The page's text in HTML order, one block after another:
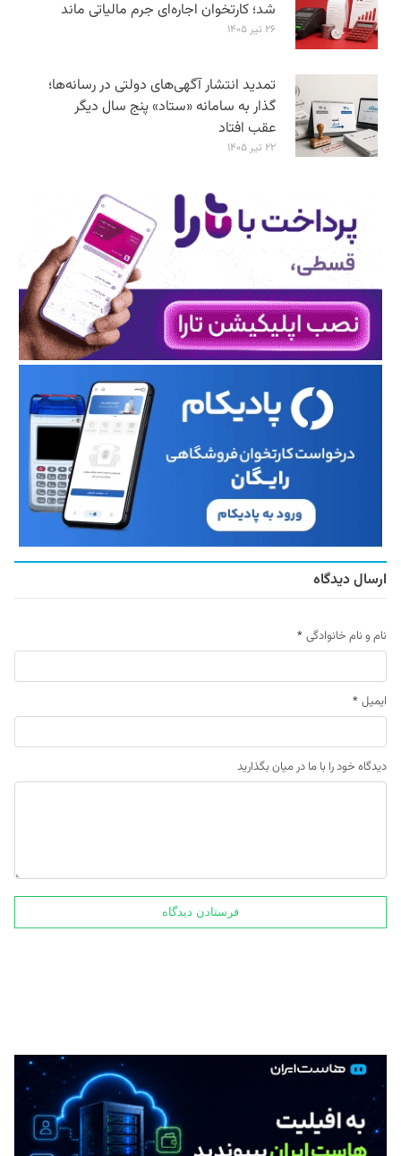
شد؛ کارتخوان اجاره‌ای جرم مالیاتی ماند
۲۶ تیر ۱۴۰۵
تمدید انتشار آگهی‌های دولتی در رسانه‌ها؛
گذار به سامانه «ستاد» پنج سال دیگر
عقب افتاد
۲۲ تیر ۱۴۰۵
ارسال دیدگاه
نام و نام خانوادگی *
ایمیل *
دیدگاه خود را با ما در میان بگذارید